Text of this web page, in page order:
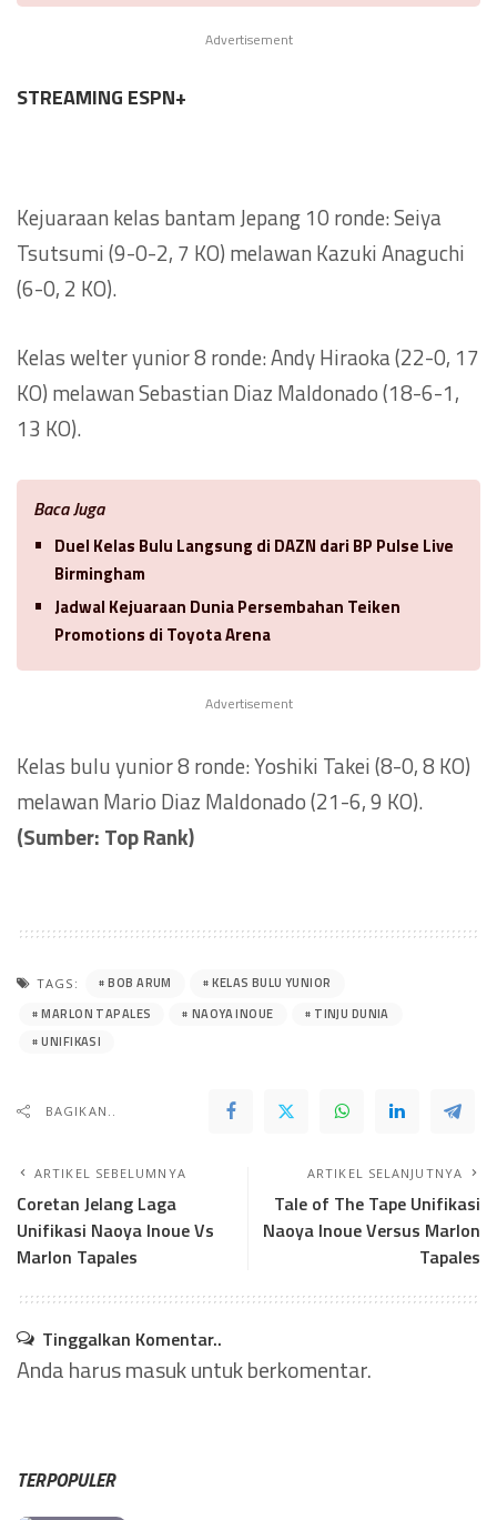
Advertisement
STREAMING ESPN+
Kejuaraan kelas bantam Jepang 10 ronde: Seiya
Tsutsumi (9-0-2, 7 KO) melawan Kazuki Anaguchi
(6-0, 2 KO).
Kelas welter yunior 8 ronde: Andy Hiraoka (22-0, 17
KO) melawan Sebastian Diaz Maldonado (18-6-1,
13 KO).
Baca Juga
Duel Kelas Bulu Langsung di DAZN dari BP Pulse Live
Birmingham
Jadwal Kejuaraan Dunia Persembahan Teiken
Promotions di Toyota Arena
Advertisement
Kelas bulu yunior 8 ronde: Yoshiki Takei (8-0, 8 KO)
melawan Mario Diaz Maldonado (21-6, 9 KO).
(Sumber: Top Rank)
TAGS: BOB ARUM
KELAS BULU YUNIOR
MARLON TAPALES
NAOYA INOUE
TINJU DUNIA
UNIFIKASI
BAGIKAN..
ARTIKEL SEBELUMNYA
Coretan Jelang Laga
Unifikasi Naoya Inoue Vs
Marlon Tapales
ARTIKEL SELANJUTNYA
Tale of The Tape Unifikasi
Naoya Inoue Versus Marlon
Tapales
Tinggalkan Komentar..
Anda harusmasukuntuk berkomentar.
TERPOPULER